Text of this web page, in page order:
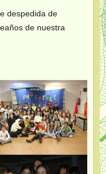
despedida de
de nuestra